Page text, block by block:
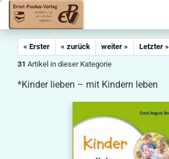
« Erster « zurück weiter »
Letzter »
31 Artikel in dieser Kategorie
*Kinder lieben – mit Kindern leben